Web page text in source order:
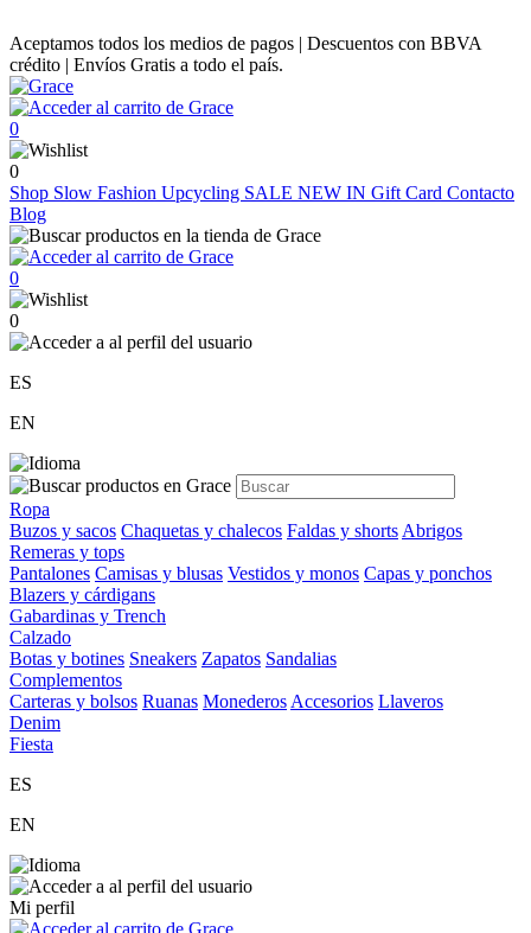
Aceptamos todos los medios de pagos | Descuentos con BBVA
crédito | Envíos Gratis a todo el país.
0
0
Shop Slow Fashion Upcycling SALE NEW IN Gift Card Contacto
Blog
0
0
ES
EN
Ropa
Buzos y sacos Chaquetas y chalecos Faldas y shorts Abrigos
Remeras y tops
Pantalones Camisas y blusas Vestidos y monos Capas y ponchos
Blazers y cárdigans
Gabardinas y Trench
Calzado
Botas y botines Sneakers Zapatos Sandalias
Complementos
Carteras y bolsos Ruanas Monederos Accesorios Llaveros
Denim
Fiesta
ES
EN
Mi perfil